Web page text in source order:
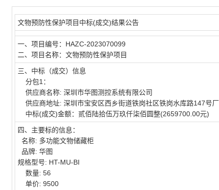
文物预防性保护项目中标(成交)结果公告
一、项目编号： HAZC-2023070099
二、项目名称：文物预防性保护项目
三、中标（成交）信息
分包1 ：
供应商名称: 深圳市华图测控系统有限公司
供应商地址: 深圳市宝安区西乡街道铁岗社区铁岗水库路147号
中标(成交)金额：贰佰陆拾伍万玖仟柒佰圆整(2659700.00元)
四、主要标的信息：
名称: 多功能文物储藏柜
品牌: 华图
规格型号: HT-MU-BI
数量: 56
单价: 9500